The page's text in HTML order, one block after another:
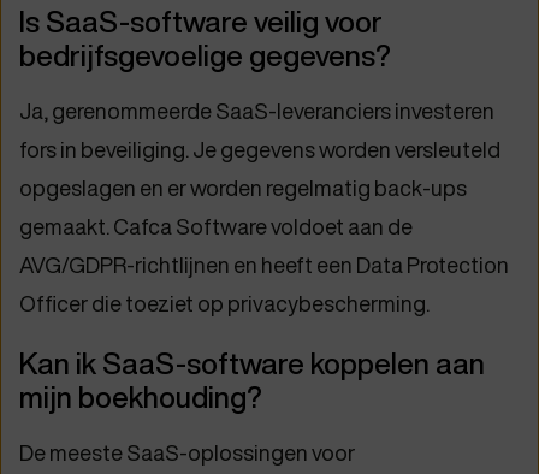
Is SaaS-software veilig voor
bedrijfsgevoelige gegevens?
Ja, gerenommeerde SaaS-leveranciers investeren
fors in beveiliging. Je gegevens worden versleuteld
opgeslagen en er worden regelmatig back-ups
gemaakt. Cafca Software voldoet aan de
AVG/GDPR-richtlijnen en heeft een Data Protection
Officer die toeziet op privacybescherming.
Kan ik SaaS-software koppelen aan
mijn boekhouding?
De meeste SaaS-oplossingen voor